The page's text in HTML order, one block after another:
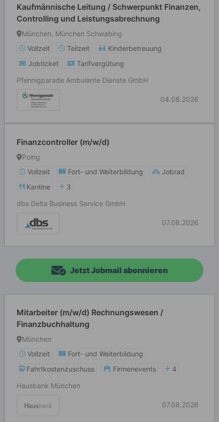
Kaufmännische Leitung / Schwerpunkt Finanzen,
Controlling und Leistungsabrechnung
München, München Schwabing
Vollzeit
Teilzeit
Kinderbetreuung
Jobticket
Tarifvergütung
Pfennigparade Ambulante Dienste GmbH
04.08.2026
Finanzcontroller (m/w/d)
Poing
Vollzeit
Fort- und Weiterbildung
Jobrad
Kantine
3
dbs Delta Business Service GmbH
07.08.2026
Jetzt Jobmail abonnieren
Mitarbeiter (m/w/d) Rechnungswesen /
Finanzbuchhaltung
München
Vollzeit
Fort- und Weiterbildung
Fahrtkostenzuschuss
Firmenevents
4
Hausbank München
07.08.2026